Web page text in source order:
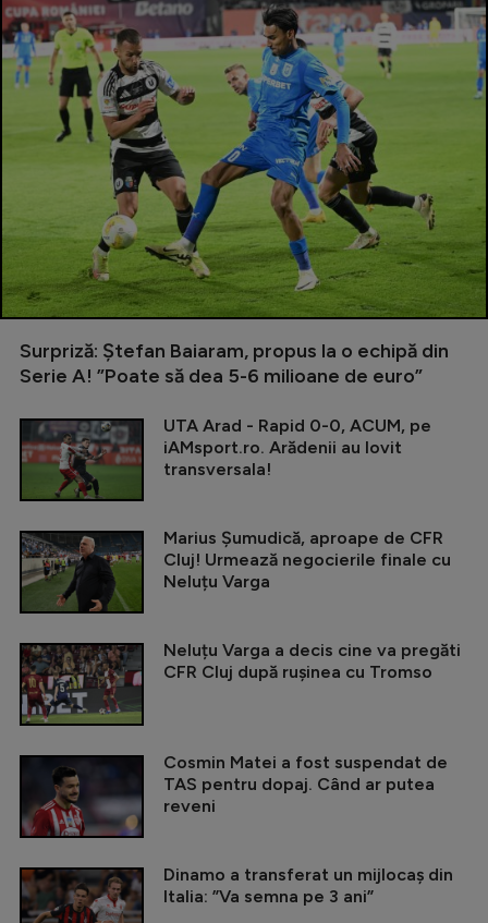
Surpriză: Ștefan Baiaram, propus la o echipă din
Serie A! ”Poate să dea 5-6 milioane de euro”
UTA Arad - Rapid 0-0, ACUM, pe
iAMsport.ro. Arădenii au lovit
transversala!
Marius Șumudică, aproape de CFR
Cluj! Urmează negocierile finale cu
Neluțu Varga
Neluțu Varga a decis cine va pregăti
CFR Cluj după rușinea cu Tromso
Cosmin Matei a fost suspendat de
TAS pentru dopaj. Când ar putea
reveni
Dinamo a transferat un mijlocaș din
Italia: ”Va semna pe 3 ani”